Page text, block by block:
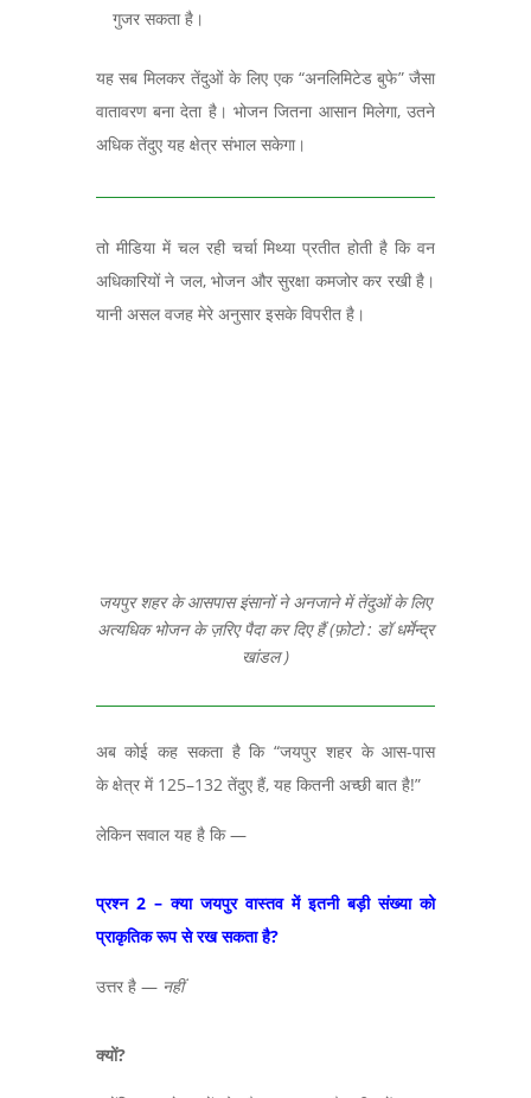
गुजर सकता है।
यह सब मिलकर तेंदुओं के लिए एक “अनलिमिटेड बुफे”जैसा
वातावरण बना देता है। भोजन जितना आसान मिलेगा,उतने
अधिक तेंदुए यह क्षेत्र संभाल सकेगा।
तो मीडिया में चल रही चर्चा मिथ्या प्रतीत होती है कि वन
अधिकारियों ने जल, भोजन और सुरक्षा कमजोर कर रखी है।
यानी असल वजह मेरे अनुसार इसके विपरीत है।
जयपुर शहर के आसपास इंसानों ने अनजाने में तेंदुओं के लिए
अत्यधिक भोजन के ज़रिए पैदा कर दिए हैं (फ़ोटो : डॉ धर्मेन्द्र
खांडल )
अब कोई कह सकता है कि “जयपुर शहर के आस-पास
केक्षेत्र में 125–132 तेंदुए हैं, यह कितनी अच्छी बात है!”
लेकिन सवाल यह है कि—
प्रश्न 2 – क्या जयपुर वास्तव में इतनी बड़ी संख्या को
प्राकृतिक रूप से रख सकता है?
उत्तर है — नहीं
क्यों?